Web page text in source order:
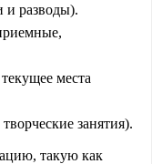
и разводы).
места
занятия).
такую как